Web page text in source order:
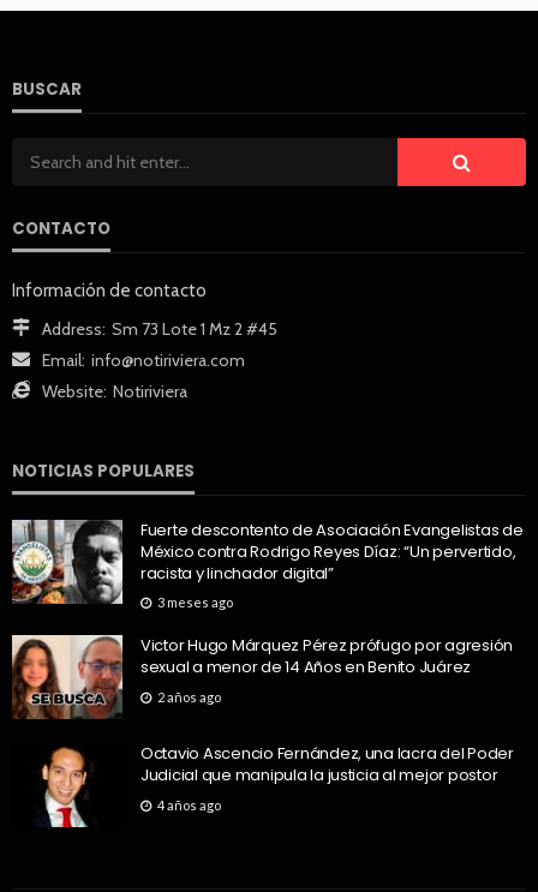
BUSCAR
CONTACTO
Información de contacto
Address: Sm 73 Lote 1 Mz 2 #45
Email: info@notiriviera.com
Website: Notiriviera
NOTICIAS POPULARES
Fuerte descontento de Asociación Evangelistas de
México contra Rodrigo Reyes Díaz: “Un pervertido,
racista y linchador digital”
3 meses ago
Victor Hugo Márquez Pérez prófugo por agresión
sexual a menor de 14 Años en Benito Juárez
2 años ago
Octavio Ascencio Fernández, una lacra del Poder
Judicial que manipula la justicia al mejor postor
4 años ago